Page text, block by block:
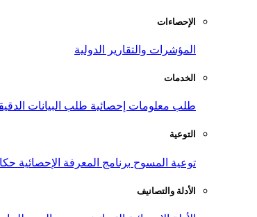
الإحصاءات
المؤشرات والتقارير الدولية
الخدمات
طلب معلومات إحصائية طلب البيانات
التوعية
توعية المسوح برنامج المعرفة الإحصائية
الأدلة والتصانيف